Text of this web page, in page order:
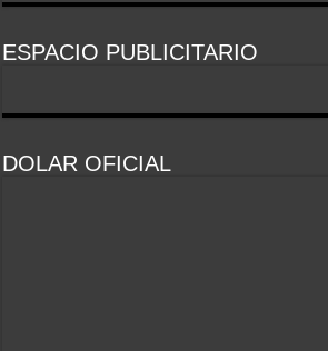
ESPACIO PUBLICITARIO
DOLAR OFICIAL